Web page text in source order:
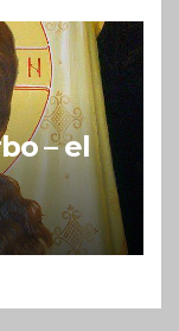
– el